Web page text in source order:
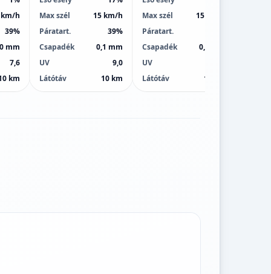
km/h
39%
mm
7,6
km
Max szél
15 km/h
Páratart.
39%
Csapadék
0,1 mm
UV
9,0
Látótáv
10 km
Max szél
15 km/h
Páratart.
Csapadék
0,4 mm
UV
Látótáv
10 km